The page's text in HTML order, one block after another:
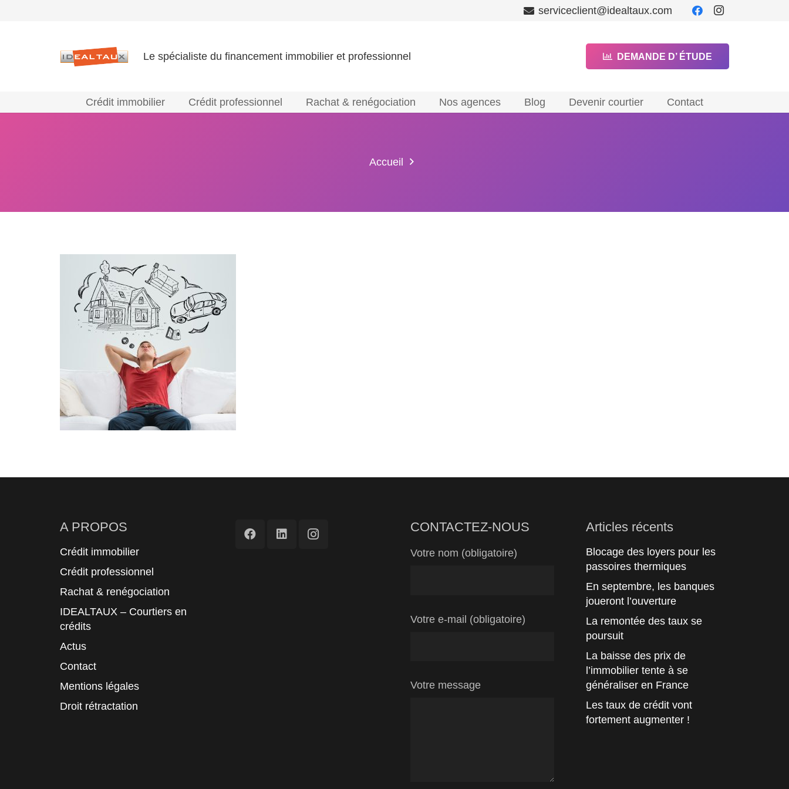
serviceclient@idealtaux.com
Le spécialiste du financement immobilier et professionnel DEMANDE D’ ÉTUDE
Crédit immobilier Crédit professionnel Rachat & renégociation Nos agences Blog Devenir courtier Contact
Accueil
A PROPOS
Crédit immobilier
Crédit professionnel
Rachat & renégociation
IDEALTAUX – Courtiers en
crédits
Actus
Contact
Mentions légales
Droit rétractation
CONTACTEZ-NOUS
Votre nom (obligatoire)
Votre e-mail (obligatoire)
Votre message
Articles récents
Blocage des loyers pour les
passoires thermiques
En septembre, les banques
joueront l’ouverture
La remontée des taux se
poursuit
La baisse des prix de
l’immobilier tente à se
généraliser en France
Les taux de crédit vont
fortement augmenter !